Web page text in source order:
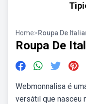
Home>Roupa De
Roupa De
Webmonnalisa é
versátil que nasceu